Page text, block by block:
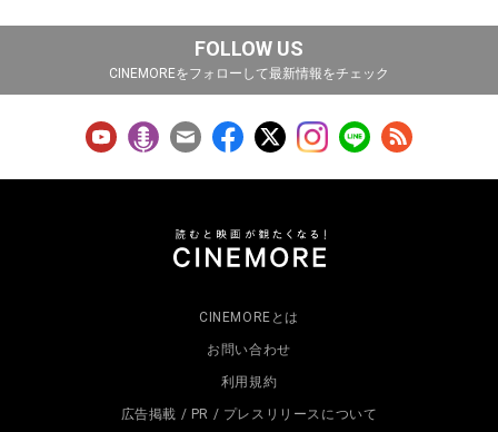
FOLLOW US
CINEMOREをフォローして最新情報をチェック
CINEMOREとは
お問い合わせ
利用規約
広告掲載 / PR / プレスリリースについて